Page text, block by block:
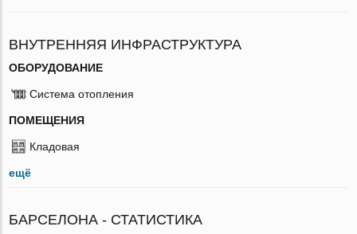
ВНУТРЕННЯЯ ИНФРАСТРУКТУРА
ОБОРУДОВАНИЕ
Система отопления
ПОМЕЩЕНИЯ
Кладовая
ещё
БАРСЕЛОНА - СТАТИСТИКА